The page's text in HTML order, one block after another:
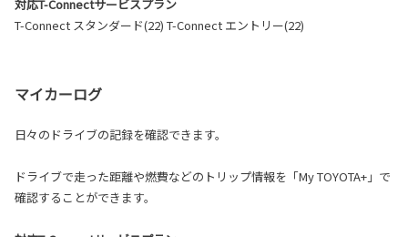
対応T-Connectサービスプラン
T-Connect スタンダード(22) T-Connect エントリー(22)
マイカーログ
日々のドライブの記録を確認できます。
ドライブで走った距離や燃費などのトリップ情報を「My TOYOTA+」で
確認することができます。